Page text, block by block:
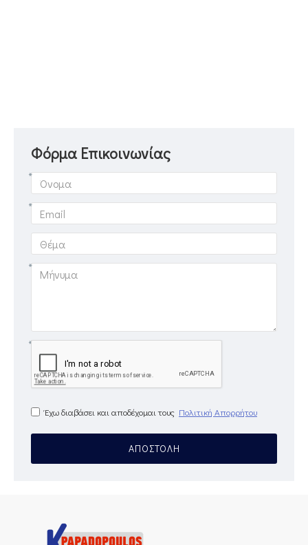
Φόρμα Επικοινωνίας
Έχω διαβάσει και αποδέχομαι τους Πολιτική Απορρήτου
ΑΠΟΣΤΟΛΉ